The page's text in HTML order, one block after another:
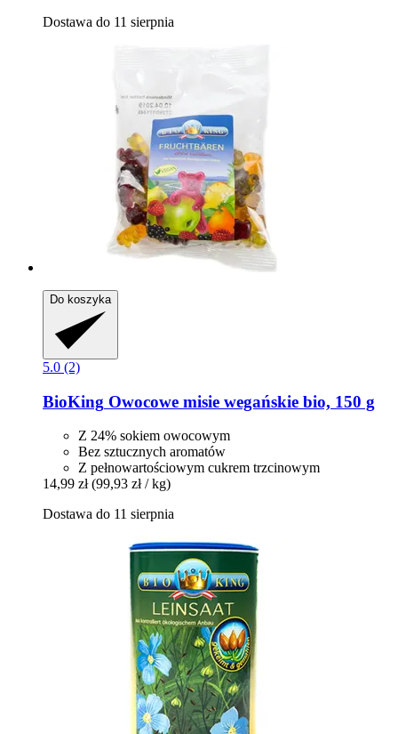
Dostawa do 11 sierpnia
Do koszyka
5.0 (2)
BioKing Owocowe misie wegańskie bio, 150 g
Z 24% sokiem owocowym
Bez sztucznych aromatów
Z pełnowartościowym cukrem trzcinowym
14,99 zł (99,93 zł / kg)
Dostawa do 11 sierpnia